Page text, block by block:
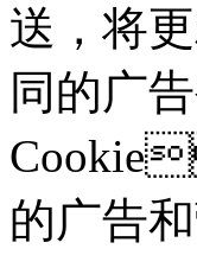
送，
同的广
的广告